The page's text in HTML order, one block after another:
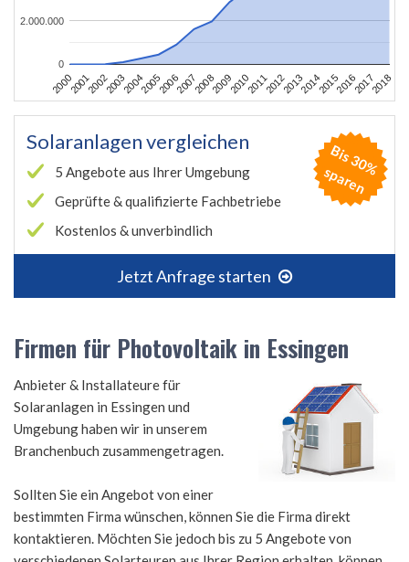
2000200120022003200420052006200720082009201020112012201320142015201620172018
0
2.000.000
Solaranlagen vergleichen
5 Angebote aus Ihrer Umgebung
Geprüfte & qualifizierte Fachbetriebe
Kostenlos & unverbindlich
Jetzt Anfrage starten
B
is
3
0
%
s
p
a
r
e
n
Firmen für Photovoltaik in Essingen
Anbieter & Installateure für
Solaranlagen in Essingen und
Umgebung haben wir in unserem
Branchenbuch zusammengetragen.
Sollten Sie ein Angebot von einer
bestimmten Firma wünschen, können Sie die Firma direkt
kontaktieren. Möchten Sie jedoch bis zu 5 Angebote von